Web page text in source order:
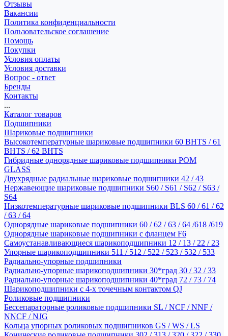
Отзывы
Вакансии
Политика конфиденциальности
Пользовательское соглашение
Помощь
Покупки
Условия оплаты
Условия доставки
Вопрос - ответ
Бренды
Контакты
...
Каталог товаров
Подшипники
Шариковые подшипники
Высокотемпературные шариковые подшипники 60 BHTS / 61
BHTS / 62 BHTS
Гибридные однорядные шариковые подшипники POM
GLASS
Двухрядные радиальные шариковые подшипники 42 / 43
Нержавеющие шариковые подшипники S60 / S61 / S62 / S63 /
S64
Низкотемпературные шариковые подшипники BLS 60 / 61 / 62
/ 63 / 64
Однорядные шариковые подшипники 60 / 62 / 63 / 64 /618 /619
Однорядные шариковые подшипники с фланцем F6
Самоустанавливающиеся шарикоподшипники 12 / 13 / 22 / 23
Упорные шарикоподшипники 511 / 512 / 522 / 523 / 532 / 533
Радиально-упорные подшипники
Радиально-упорные шарикоподшипники 30*град 30 / 32 / 33
Радиально-упорные шарикоподшипники 40*град 72 / 73 / 74
Шарикоподшипники с 4-х точечным контактом QJ
Роликовые подшипники
Бессепараторные роликовые подшипники SL / NCF / NNF /
NNCF / NJG
Кольца упорных роликовых подшипников GS / WS / LS